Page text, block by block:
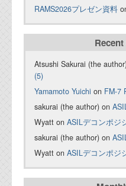
RAMS2026プレゼン資料
Atsushi Sakurai (the
(5)
Yamamoto Yuichi on FM-7
sakurai (the author) on
Wyatt on ASILデコンポジ
sakurai (the author) on
Wyatt on ASILデコンポジ